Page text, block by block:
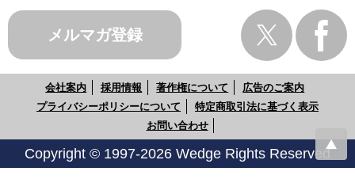
メルマガ登録
会社案内 採用情報 著作権について
広告のご案内
プライバシーポリシーについて
特定商取引法に基づく表示
お問い合わせ
Copyright © 1997-2026 Wedge Rights Reserved